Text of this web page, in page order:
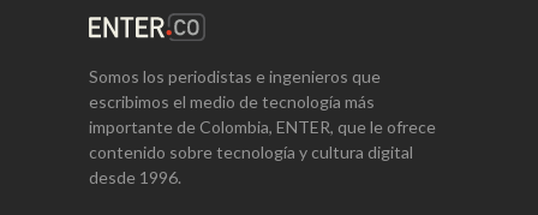
Somos los periodistas e ingenieros que
escribimos el medio de tecnología más
importante de Colombia, ENTER, que le ofrece
contenido sobre tecnología y cultura digital
desde 1996.